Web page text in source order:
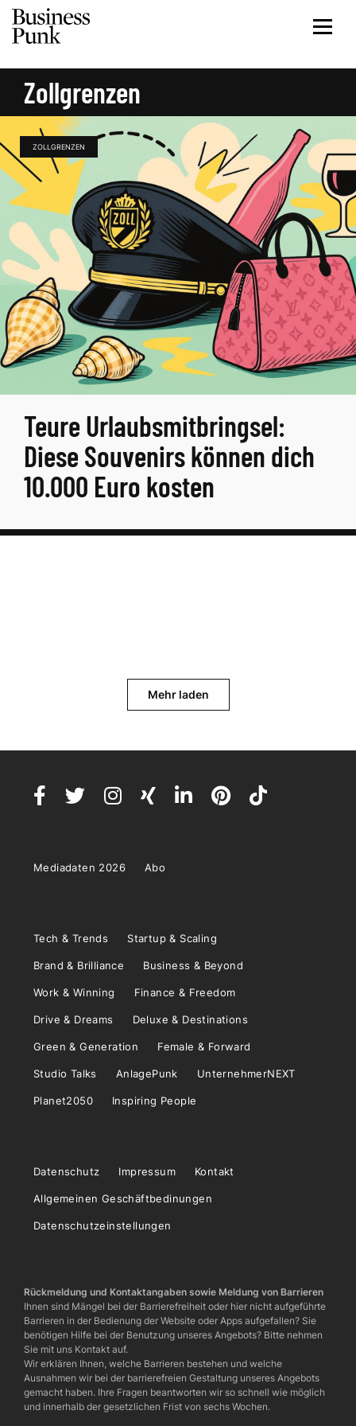
Zollgrenzen
ZOLLGRENZEN
Teure Urlaubsmitbringsel:
Diese Souvenirs können dich
10.000 Euro kosten
Mehr laden
Mediadaten 2026 Abo
Tech & Trends Startup & Scaling
Brand & Brilliance Business & Beyond
Work & Winning Finance & Freedom
Drive & Dreams Deluxe & Destinations
Green & Generation Female & Forward
Studio Talks AnlagePunk UnternehmerNEXT
Planet2050 Inspiring People
Datenschutz Impressum Kontakt
Allgemeinen Geschäftbedinungen
Datenschutzeinstellungen
Rückmeldung und Kontaktangaben sowie Meldung von Barrieren
Ihnen sind Mängel bei der Barrierefreiheit oder hier nicht aufgeführte
Barrieren in der Bedienung der Website oder Apps aufgefallen? Sie
benötigen Hilfe bei der Benutzung unseres Angebots? Bitte nehmen
Sie mit uns Kontakt auf.
Wir erklären Ihnen, welche Barrieren bestehen und welche
Ausnahmen wir bei der barrierefreien Gestaltung unseres Angebots
gemacht haben. Ihre Fragen beantworten wir so schnell wie möglich
und innerhalb der gesetzlichen Frist von sechs Wochen.